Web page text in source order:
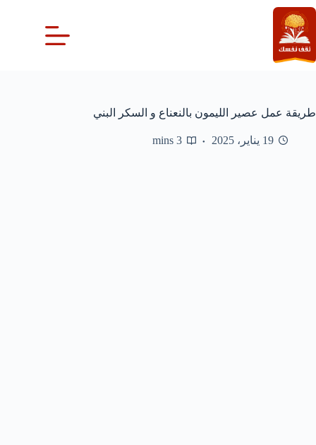
التجاوز
إلى
المحتوى
طريقة عمل عصير الليمون بالنعناع و السكر البني
19 يناير، 2025 3 mins